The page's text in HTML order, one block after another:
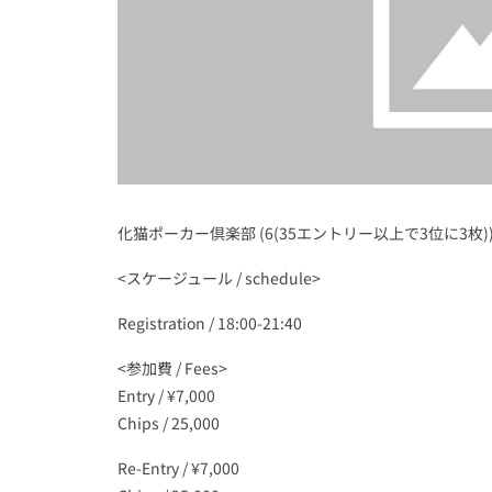
化猫ポーカー倶楽部 (6(35エントリー以上で3位に3枚
<スケージュール / schedule>
Registration / 18:00-21:40
<参加費 / Fees>
Entry / ¥7,000
Chips / 25,000
Re-Entry / ¥7,000